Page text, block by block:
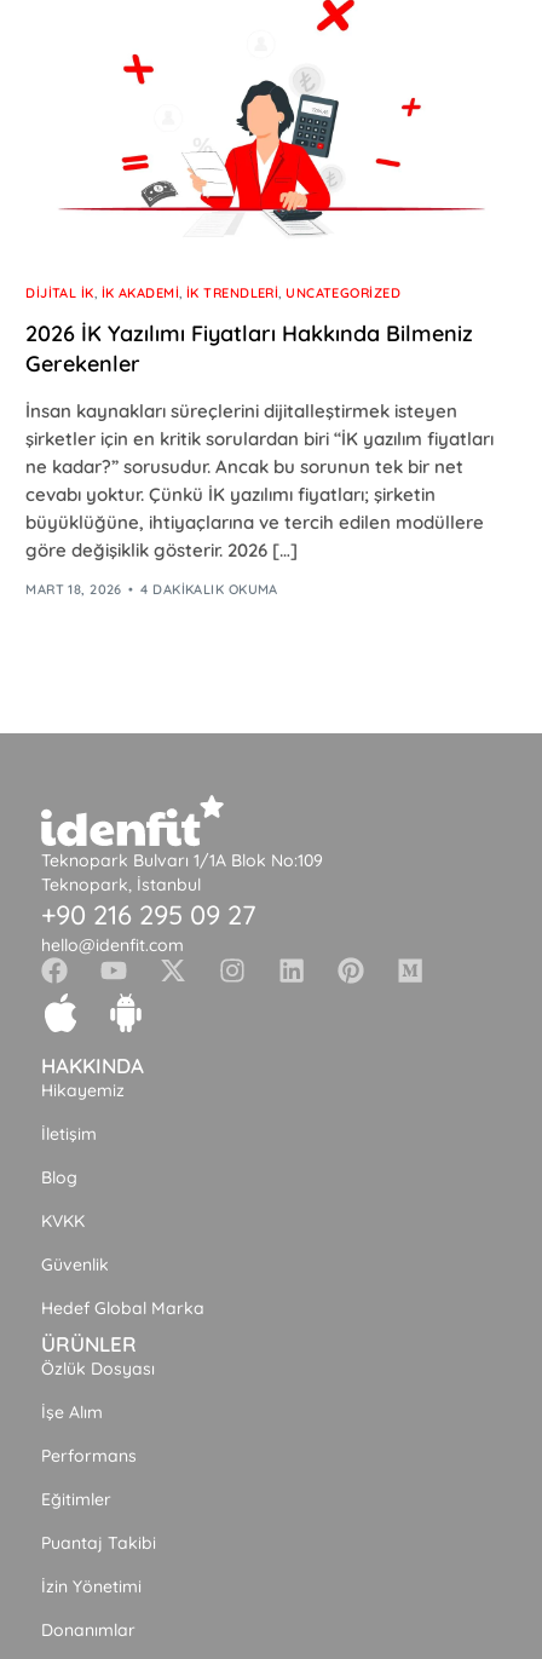
DIJITAL İK İK AKADEMI ,İK TRENDLERI ,UNCATEGORIZED
2026 İK Yazılımı Fiyatları Hakkında Bilmeniz
Gerekenler
İnsan kaynakları süreçlerini dijitalleştirmek isteyen
şirketler için en kritik sorulardan biri “İK yazılım fiyatları
ne kadar?” sorusudur. Ancak bu sorunun tek bir net
cevabı yoktur. Çünkü İK yazılımı fiyatları; şirketin
büyüklüğüne, ihtiyaçlarına ve tercih edilen modüllere
göre değişiklik gösterir. 2026 […]
MART 18, 2026 4 DAKIKALIK OKUMA
Teknopark Bulvarı 1/1A Blok No:109
Teknopark, İstanbul
+90 216 295 09 27
hello@idenfit.com
HAKKINDA
Hikayemiz
İletişim
Blog
KVKK
Güvenlik
Hedef Global Marka
ÜRÜNLER
Özlük Dosyası
İşe Alım
Performans
Eğitimler
Puantaj Takibi
İzin Yönetimi
Donanımlar